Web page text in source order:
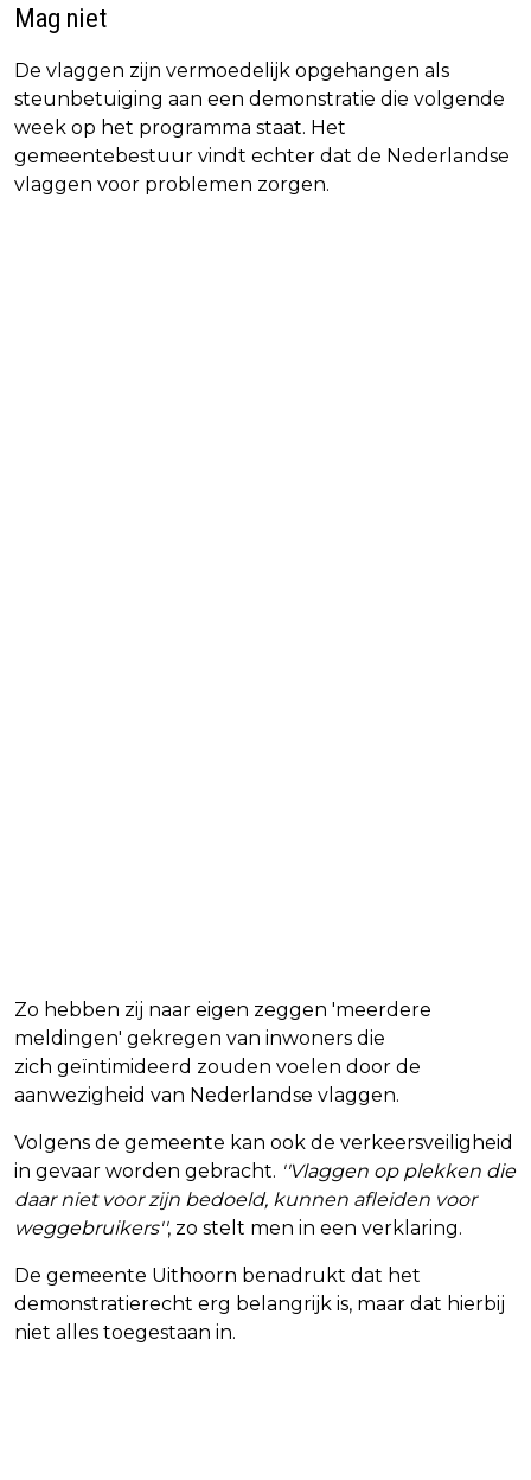
Mag niet
De vlaggen zijn vermoedelijk opgehangen als
steunbetuiging aan een demonstratie die volgende
week op het programma staat. Het
gemeentebestuur vindt echter dat de Nederlandse
vlaggen voor problemen zorgen.
Zo hebben zij naar eigen zeggen 'meerdere
meldingen' gekregen van inwoners die
zich geïntimideerd zouden voelen door de
aanwezigheid van Nederlandse vlaggen.
Volgens de gemeente kan ook de verkeersveiligheid
in gevaar worden gebracht. ''Vlaggen op plekken die
daar niet voor zijn bedoeld, kunnen afleiden voor
weggebruikers'', zo stelt men in een verklaring.
De gemeente Uithoorn benadrukt dat het
demonstratierecht erg belangrijk is, maar dat hierbij
niet alles toegestaan in.